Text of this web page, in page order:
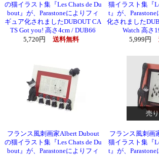
の猫イラスト集『Les Chats de Du
bout』が、Parastoneによりフィ
ギュア化されましたDUBOUT CA
TS Got you! 高さ4cm / DUB66
5,720円
送料無料
猫イラスト集『
t』が、
化されました
Watch 高さ
5,999円
売
フランス風刺画家Albert Dubout
の猫イラスト集『Les Chats de Du
bout』が、Parastoneによりフィ
フランス風刺画
猫イラスト集『
t』が、